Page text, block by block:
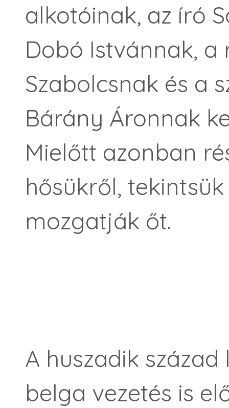
alkotóinak, az író
Dobó Istvánnak, a
Szabolcsnak és a
Bárány Áronnak
Mielőtt azonban
hősükről,
mozgatják őt.
A huszadik
belga vezetés is